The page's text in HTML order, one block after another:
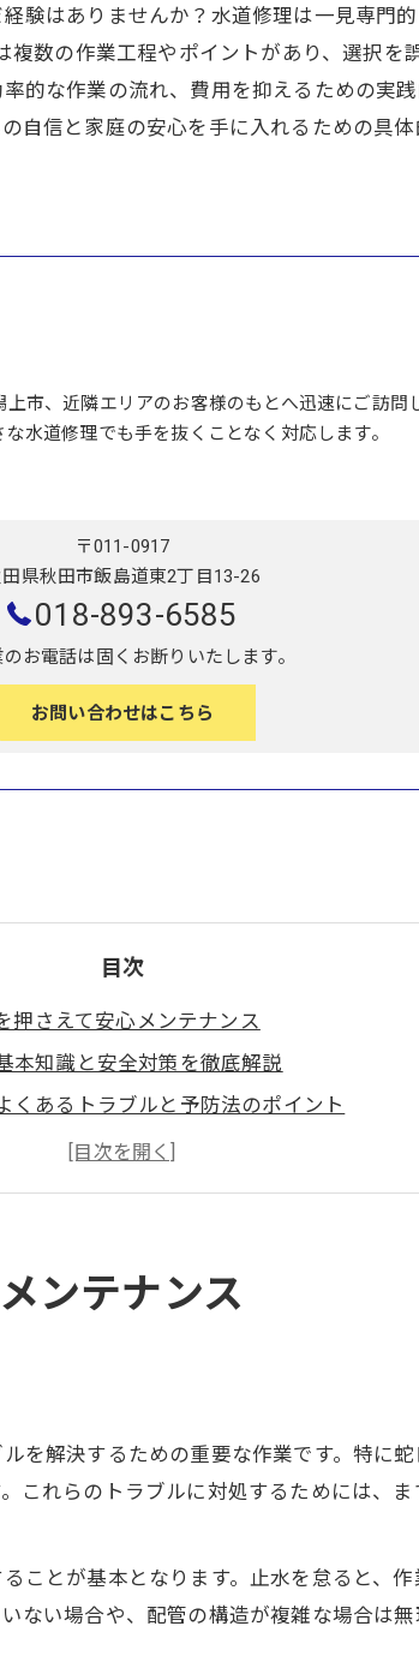
験はありませんか？水道修理は一見専門
数の作業工程やポイントがあり、選択
的な作業の流れ、費用を抑えるための実
自信と家庭の安心を手に入れるための具
市、近隣エリアのお客様のもとへ迅速にご訪
水道修理でも手を抜くことなく対応します。
〒011-0917
県秋田市飯島道東2丁目13-26
018-893-6585
お電話は固くお断りいたします。
お問い合わせはこちら
目次
押さえて安心メンテナンス
本知識と安全対策を徹底解説
くあるトラブルと予防法のポイント
分で始める前の準備と注意点
礎を知り安心メンテナンスを実現
を自分で修理する流れ
原因と水道修理の流れを解説
敗しない蛇口分解と部品交換法
理の安全な作業手順と注意点
用を抑えるための工夫と選択肢
ストを下げるDIYテクニック集
ンテナンス
を解決するための重要な作業です。特に
これらのトラブルに対処するためには、
ことが基本となります。止水を怠ると、
ない場合や、配管の構造が複雑な場合は